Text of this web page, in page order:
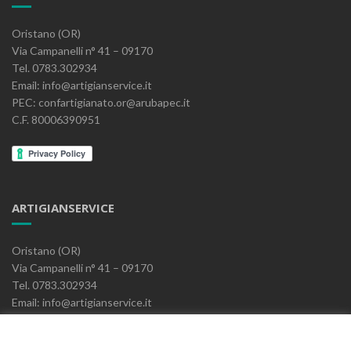
Oristano (OR)
Via Campanelli n° 41 – 09170
Tel. 0783.302934
Email: info@artigianservice.it
PEC: confartigianato.or@arubapec.it
C.F. 80006390951
ARTIGIANSERVICE
Oristano (OR)
Via Campanelli n° 41 – 09170
Tel. 0783.302934
Email: info@artigianservice.it